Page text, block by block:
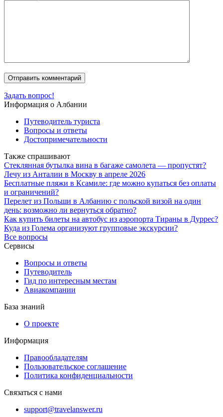
Задать вопрос!
Информация о Албании
Путеводитель туриста
Вопросы и ответы
Достопримечательности
Также спрашивают
Стеклянная бутылка вина в багаже самолета — пропустят?
Лечу из Анталии в Москву в апреле 2026
Бесплатные пляжи в Ксамиле: где можно купаться без оплаты
и ограничений?
Перелет из Польши в Албанию с польской визой на один
день: возможно ли вернуться обратно?
Как купить билеты на автобус из аэропорта Тираны в Дуррес?
Куда из Голема организуют групповые экскурсии?
Все вопросы
Сервисы
Вопросы и ответы
Путеводитель
Гид по интересным местам
Авиакомпании
База знаний
О проекте
Информация
Правообладателям
Пользовательское соглашение
Политика конфиденциальности
Связаться с нами
support@travelanswer.ru